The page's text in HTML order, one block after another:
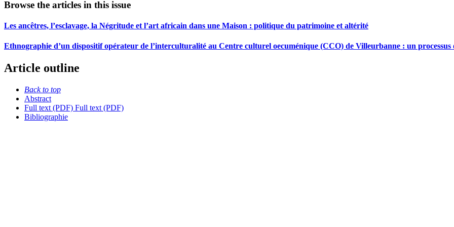
Browse the articles in this issue
Les ancêtres, l’esclavage, la Négritude et l’art africain dans une Maison : politique du patrimoine et altérité
Ethnographie d’un dispositif opérateur de l’interculturalité au Centre culturel oecuménique (CCO) de Villeurbanne : un
Article outline
Back to top
Abstract
Full text (PDF) Full text (PDF)
Bibliographie